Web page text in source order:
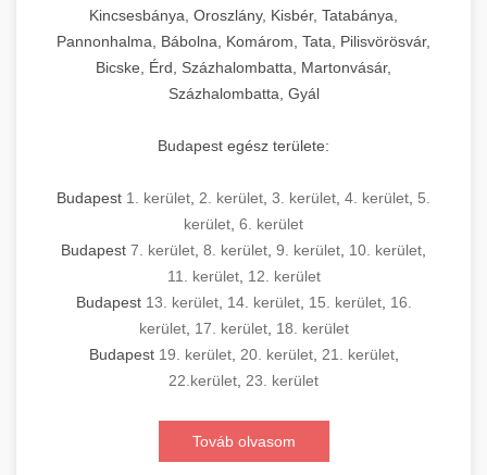
Kincsesbánya, Oroszlány, Kisbér, Tatabánya,
Pannonhalma, Bábolna, Komárom, Tata, Pilisvörösvár,
Bicske, Érd, Százhalombatta, Martonvásár,
Százhalombatta, Gyál
Budapest egész területe:
Budapest 1. kerület, 2. kerület, 3. kerület, 4. kerület, 5.
kerület, 6. kerület
Budapest 7. kerület, 8. kerület, 9. kerület, 10. kerület,
11. kerület, 12. kerület
Budapest 13. kerület, 14. kerület, 15. kerület, 16.
kerület, 17. kerület, 18. kerület
Budapest 19. kerület, 20. kerület, 21. kerület,
22.kerület, 23. kerület
Továb olvasom